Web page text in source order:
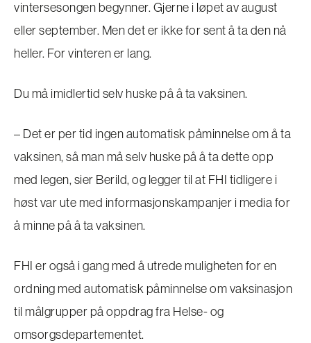
vintersesongen begynner. Gjerne i løpet av august
eller september. Men det er ikke for sent å ta den nå
heller. For vinteren er lang.
Du må imidlertid selv huske på å ta vaksinen.
– Det er per tid ingen automatisk påminnelse om å ta
vaksinen, så man må selv huske på å ta dette opp
med legen, sier Berild, og legger til at FHI tidligere i
høst var ute med informasjonskampanjer i media for
å minne på å ta vaksinen.
FHI er også i gang med å utrede muligheten for en
ordning med automatisk påminnelse om vaksinasjon
til målgrupper på oppdrag fra Helse- og
omsorgsdepartementet.